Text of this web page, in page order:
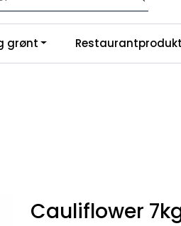
Trykk her for å lese mer
grønt
Cauliflower